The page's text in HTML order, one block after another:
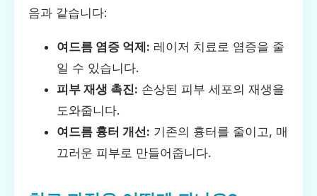
음과 같습니다:
여드름 염증 억제: 레이저 치료로 염증을 줄
일 수 있습니다.
피부 재생 촉진: 손상된 피부 세포의 재생을
도와줍니다.
여드름 흉터 개선: 기존의 흉터를 줄이고, 매
끄러운 피부로 만들어줍니다.